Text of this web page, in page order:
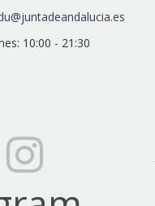
10:00 - 21:30